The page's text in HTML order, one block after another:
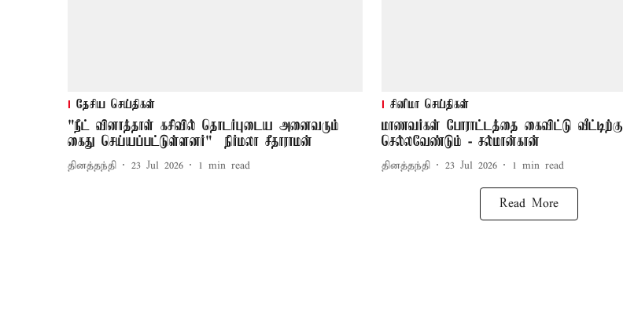
தேசிய செய்திகள்
"நீட் வினாத்தாள் கசிவில் தொடர்புடைய அனைவரும்
கைது செய்யப்பட்டுள்ளனர்" – நிர்மலா சீதாராமன்
தினத்தந்தி 23 Jul 2026 1 min read
சினிமா செய்திகள்
மாணவர்கள் போராட்டத்தை கைவிட்டு வீட்டிற்கு
செல்லவேண்டும் - சல்மான்கான்
தினத்தந்தி 23 Jul 2026 1 min read
Read More